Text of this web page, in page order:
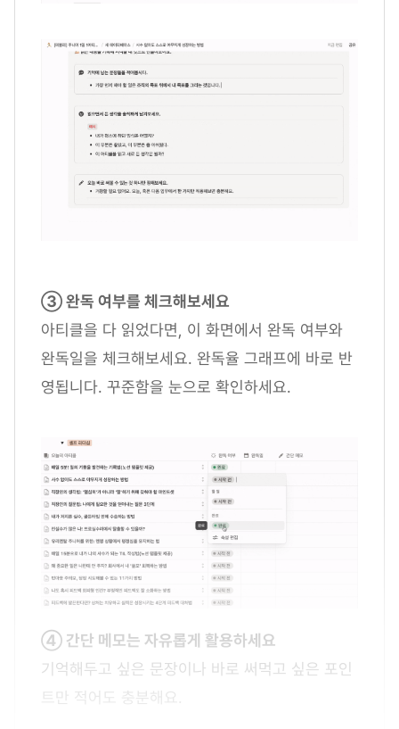
③ 완독 여부를 체크해보세요
아티클을 다 읽었다면, 이 화면에서 완독 여부와
완독일을 체크해보세요. 완독율 그래프에 바로 반
영됩니다. 꾸준함을 눈으로 확인하세요.
④ 간단 메모는 자유롭게 활용하세요
기억해두고 싶은 문장이나 바로 써먹고 싶은 포인
트만 적어도 충분해요.